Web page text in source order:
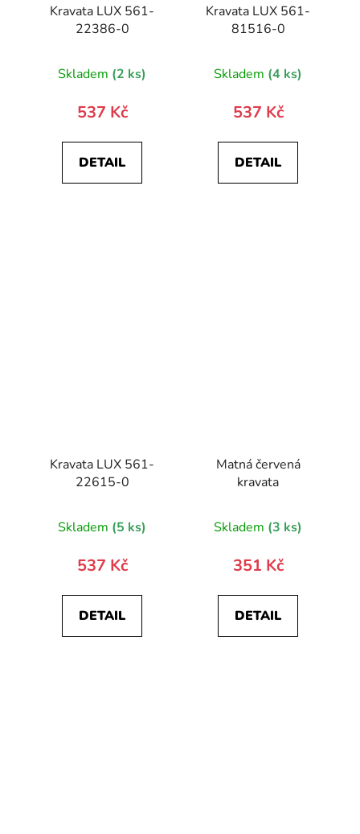
Kravata LUX 561-
22386-0
Skladem (2 ks)
537 Kč
DETAIL
Kravata LUX 561-
81516-0
Skladem (4 ks)
537 Kč
DETAIL
Kravata LUX 561-
22615-0
Skladem (5 ks)
537 Kč
DETAIL
Matná červená
kravata
Skladem (3 ks)
351 Kč
DETAIL